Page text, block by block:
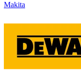
Makita